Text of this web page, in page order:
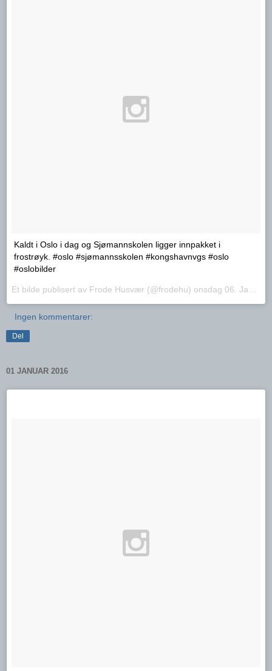
Kaldt i Oslo i dag og Sjømannskolen ligger innpakket i
frostrøyk. #oslo #sjømannsskolen #kongshavnvgs #oslo
#oslobilder
Et bilde publisert av Frode Husvær (@frodehu) onsdag 06. Jan.. 2016 PST
Ingen kommentarer:
Del
01 JANUAR 2016